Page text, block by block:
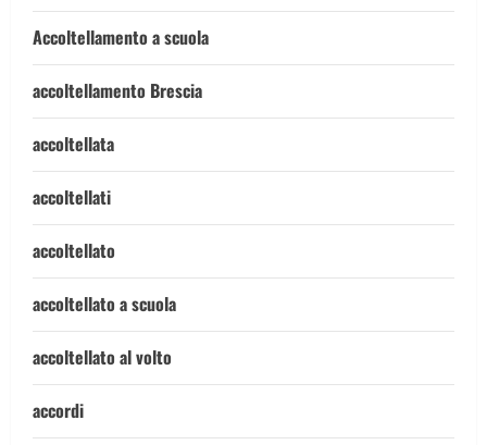
Accoltellamento a scuola
accoltellamento Brescia
accoltellata
accoltellati
accoltellato
accoltellato a scuola
accoltellato al volto
accordi